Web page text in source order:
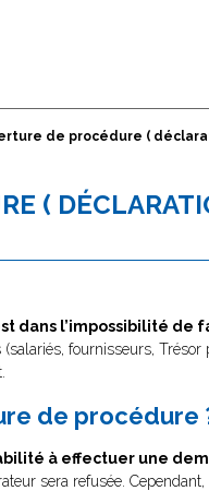
de procédure (
(
dans l’impossibilité de
fournisseurs,
de procédure
à effectuer une
sera refusée.